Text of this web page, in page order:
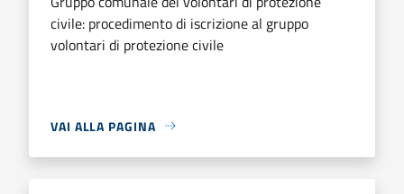
civile: procedimento di iscrizione al gruppo
volontari di protezione civile
VAI ALLA PAGINA